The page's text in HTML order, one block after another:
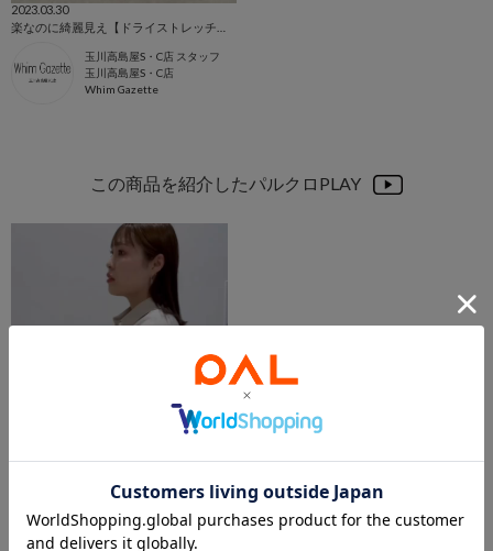
2023.03.30
玉川高島屋S・C店 スタッフ
玉川高島屋S・C店
Whim Gazette
この商品を紹介したパルクロPLAY
GWに向けておすすめしたいコーディネート